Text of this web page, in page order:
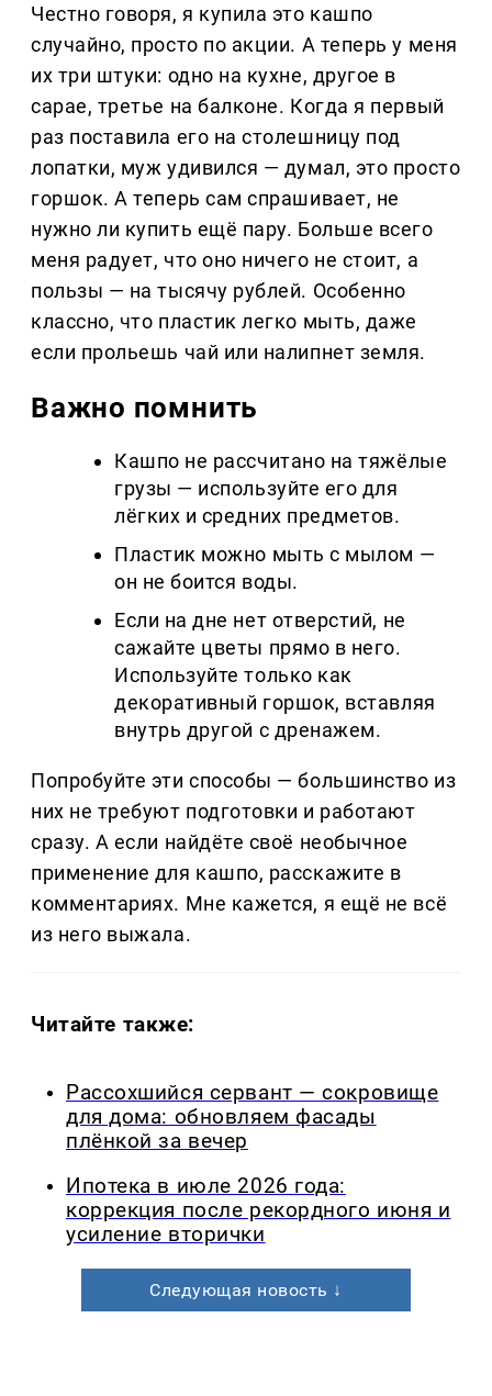
Честно говоря, я купила это кашпо
случайно, просто по акции. А теперь у меня
их три штуки: одно на кухне, другое в
сарае, третье на балконе. Когда я первый
раз поставила его на столешницу под
лопатки, муж удивился — думал, это просто
горшок. А теперь сам спрашивает, не
нужно ли купить ещё пару. Больше всего
меня радует, что оно ничего не стоит, а
пользы — на тысячу рублей. Особенно
классно, что пластик легко мыть, даже
если прольешь чай или налипнет земля.
Важно помнить
Кашпо не рассчитано на тяжёлые
грузы — используйте его для
лёгких и средних предметов.
Пластик можно мыть с мылом —
он не боится воды.
Если на дне нет отверстий, не
сажайте цветы прямо в него.
Используйте только как
декоративный горшок, вставляя
внутрь другой с дренажем.
Попробуйте эти способы — большинство из
них не требуют подготовки и работают
сразу. А если найдёте своё необычное
применение для кашпо, расскажите в
комментариях. Мне кажется, я ещё не всё
из него выжала.
Читайте также:
Рассохшийся сервант — сокровище
для дома: обновляем фасады
плёнкой за вечер
Ипотека в июле 2026 года:
коррекция после рекордного июня и
усиление вторички
Следующая новость ↓